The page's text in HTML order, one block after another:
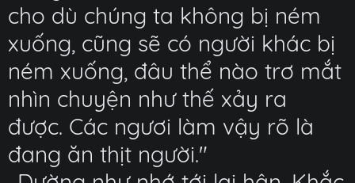
cho dù chúng ta không bị ném
xuống, cũng sẽ có người khác bị
ném xuống, đâu thể nào trơ mắt
nhìn chuyện như thế xảy ra
được. Các ngươi làm vậy rõ là
đang ăn thịt người."